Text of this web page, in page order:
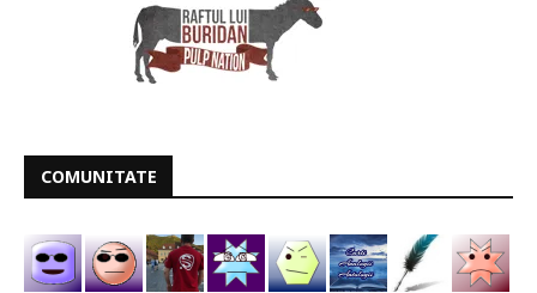
COMUNITATE